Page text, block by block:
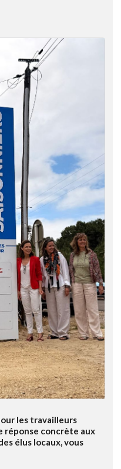
les travailleurs
réponse concrète aux
élus locaux, vous